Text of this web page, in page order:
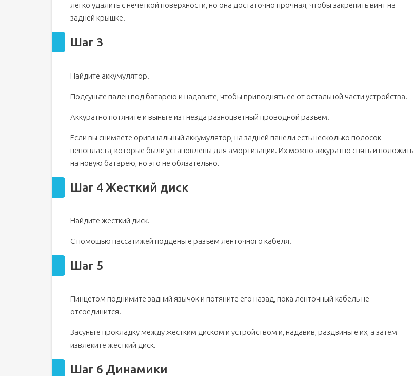
легко удалить с нечеткой поверхности, но она достаточно прочная, чтобы закрепить винт на
задней крышке.
Шаг 3
Найдите аккумулятор.
Подсуньте палец под батарею и надавите, чтобы приподнять ее от остальной части устройства.
Аккуратно потяните и выньте из гнезда разноцветный проводной разъем.
Если вы снимаете оригинальный аккумулятор, на задней панели есть несколько полосок
пенопласта, которые были установлены для амортизации. Их можно аккуратно снять и положить
на новую батарею, но это не обязательно.
Шаг 4 Жесткий диск
Найдите жесткий диск.
С помощью пассатижей подденьте разъем ленточного кабеля.
Шаг 5
Пинцетом поднимите задний язычок и потяните его назад, пока ленточный кабель не
отсоединится.
Засуньте прокладку между жестким диском и устройством и, надавив, раздвиньте их, а затем
извлеките жесткий диск.
Шаг 6 Динамики